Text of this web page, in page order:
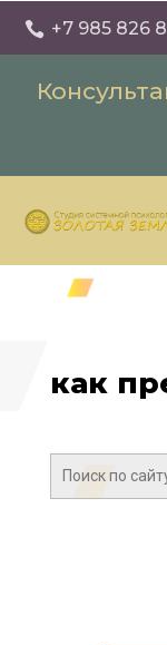
 +7 985 826
как
Поиск: